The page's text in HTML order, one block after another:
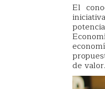
El
de valor.